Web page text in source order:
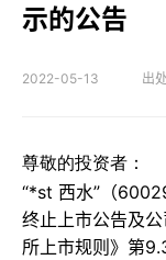
示的公告
2022-05-13 出
尊敬的投资者：
“*st 西水”（
终止上市公告及
所上市规则》第